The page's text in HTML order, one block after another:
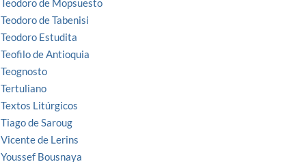
Teodoro de Mopsuesto
Teodoro de Tabenisi
Teodoro Estudita
Teofilo de Antioquia
Teognosto
Tertuliano
Textos Litúrgicos
Tiago de Saroug
Vicente de Lerins
Youssef Bousnaya